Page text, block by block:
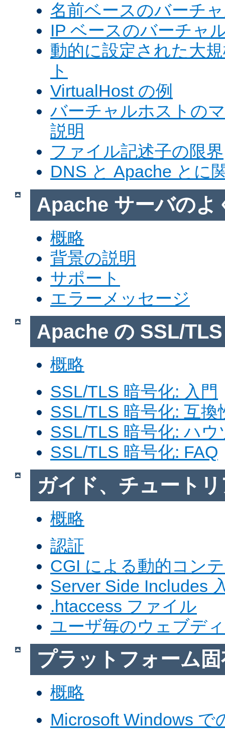
名前ベースのバーチ
IP ベースのバーチャ
動的に設定された大
ト
VirtualHost の例
バーチャルホストの
説明
ファイル記述子の限界
DNS と Apache とに
Apache サーバのよ
概略
背景の説明
サポート
エラーメッセージ
Apache の SSL/
概略
SSL/TLS 暗号化: 入門
SSL/TLS 暗号化: 互換
SSL/TLS 暗号化: ハウ
SSL/TLS 暗号化: FAQ
ガイド、チュート
概略
認証
CGI による動的コン
Server Side Includes
.htaccess ファイル
ユーザ毎のウェブデ
プラットフォーム
概略
Microsoft Windows で